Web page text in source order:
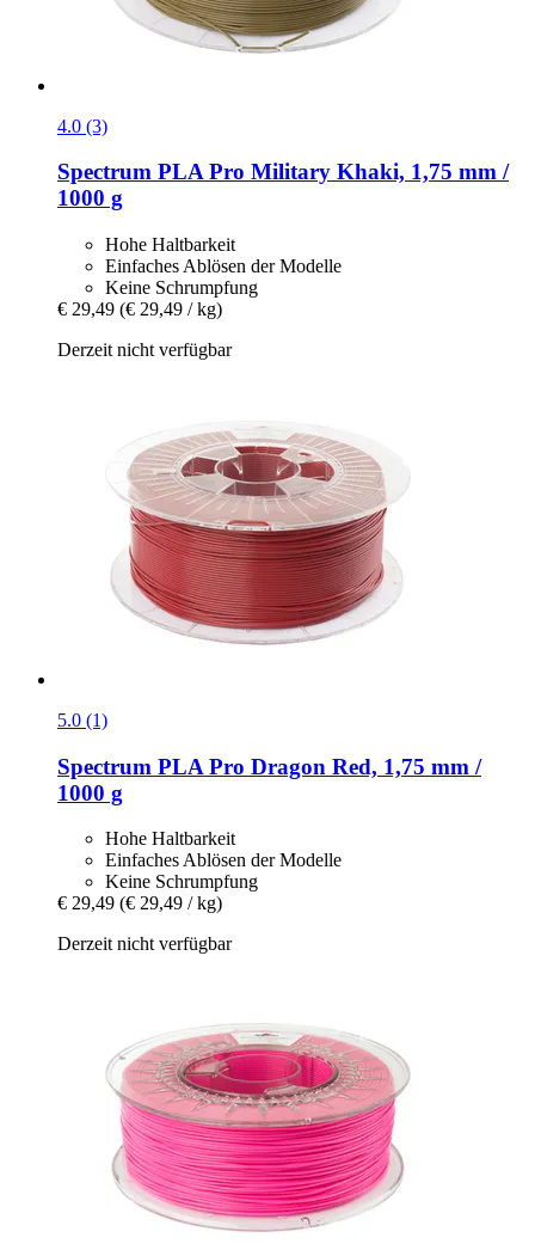
4.0 (3)
Spectrum PLA Pro Military Khaki, 1,75 mm /
1000 g
Hohe Haltbarkeit
Einfaches Ablösen der Modelle
Keine Schrumpfung
€ 29,49 (€ 29,49 / kg)
Derzeit nicht verfügbar
5.0 (1)
Spectrum PLA Pro Dragon Red, 1,75 mm /
1000 g
Hohe Haltbarkeit
Einfaches Ablösen der Modelle
Keine Schrumpfung
€ 29,49 (€ 29,49 / kg)
Derzeit nicht verfügbar